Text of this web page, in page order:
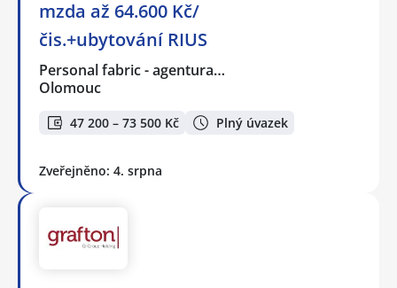
mzda až 64.600 Kč/
čis.+ubytování RIUS
Personal fabric - agentura…
Olomouc
47 200 – 73 500 Kč Plný úvazek
Zveřejněno: 4. srpna